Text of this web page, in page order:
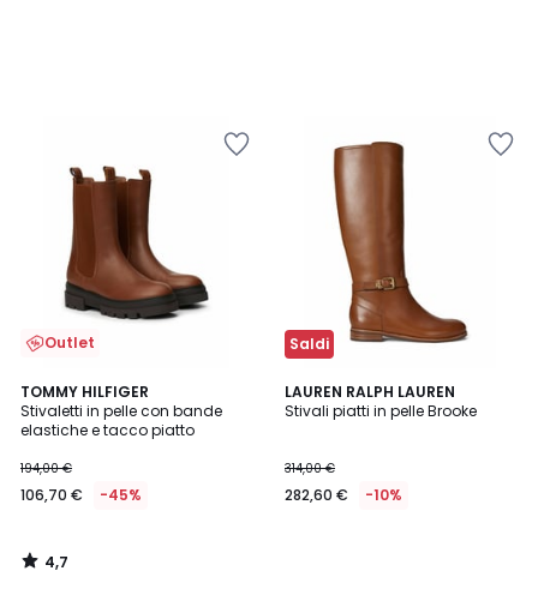
Outlet
TOMMY HILFIGER
Stivaletti in pelle con bande
elastiche e tacco piatto
194,00 €
106,70 € -45%
4,7
/ 5
4,7
/
Saldi
LAUREN RALPH LAUREN
Stivali piatti in pelle Brooke
314,00 €
282,60 € -10%